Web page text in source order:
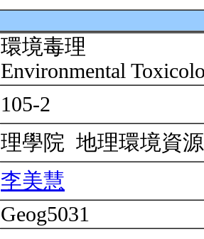
環境毒理
Environmental
105-2
理學院 地理環境資
李美慧
Geog5031